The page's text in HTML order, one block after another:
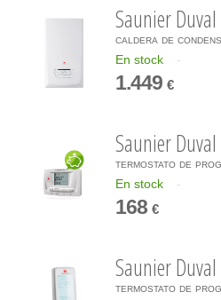
Saunier Duval
caldera de
En stock
-
1.449€
Saunier Duval
termostato de
En stock
-
168€
Saunier Duval
termostato de